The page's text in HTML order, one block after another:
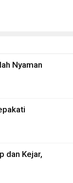
Nyaman
dan Kejar,